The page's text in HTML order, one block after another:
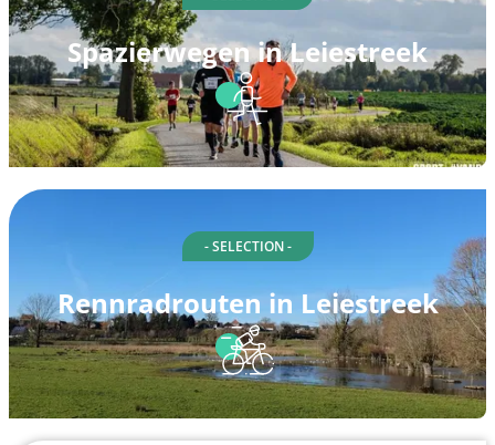
Spazierwegen in Leiestreek
- SELECTION -
Rennradrouten in Leiestreek